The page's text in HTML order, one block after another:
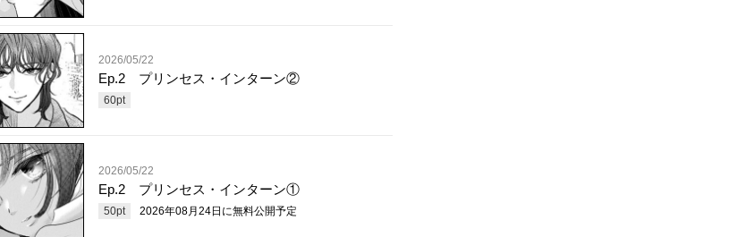
2026/05/22
Ep.2 プリンセス・インターン②
60pt
2026/05/22
Ep.2 プリンセス・インターン①
50pt 2026年08月24日 に無料公開予定